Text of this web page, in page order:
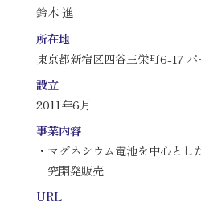
鈴木 進
所在地
東京都新宿区四谷三栄町6-17
設立
2011年6月
事業内容
・マグネシウム電池を中心と
究開発販売
URL